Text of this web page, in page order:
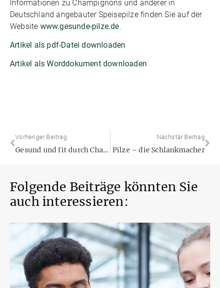
Informationen zu Champignons und anderer in
Deutschland angebauter Speisepilze finden Sie auf der
Website www.gesunde-pilze.de.
Artikel als pdf-Datei downloaden
Artikel als Worddokument downloaden
Vorheriger Beitrag
Gesund und fit durch Champignons und Shiitake
Nächstär Beitrag
Pilze – die Schlankmacher
Folgende Beiträge könnten Sie
auch interessieren: